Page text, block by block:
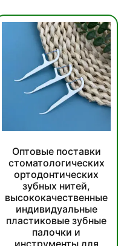
Оптовые поставки
стоматологических
ортодонтических
зубных нитей,
высококачественные
индивидуальные
пластиковые зубные
палочки и